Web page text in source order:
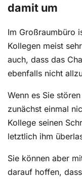
damit um
Im Großraumbüro
Kollegen meist
auch, dass das
ebenfalls nicht
Wenn es Sie
zunächst einmal
Kollege seinen
letztlich ihm
Sie können aber
darauf hoffen,